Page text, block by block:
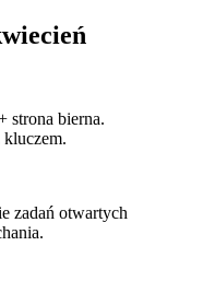
strona bierna.
zadań otwartych